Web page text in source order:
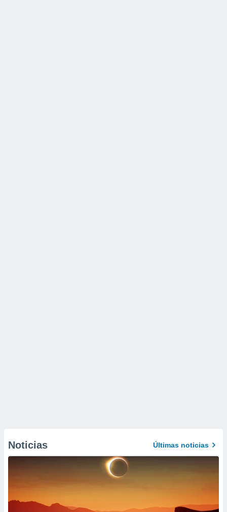
Noticias Últimas noticias